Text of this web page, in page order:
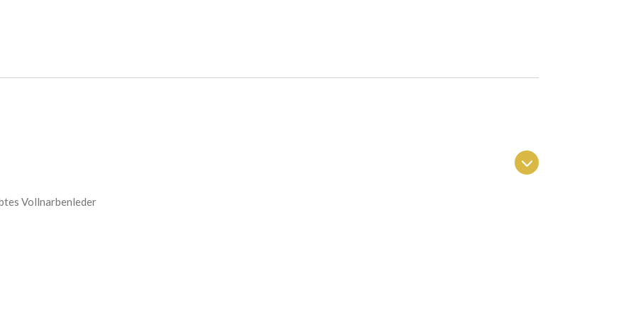
Vollnarbenleder